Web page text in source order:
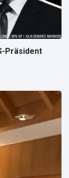
Präsident